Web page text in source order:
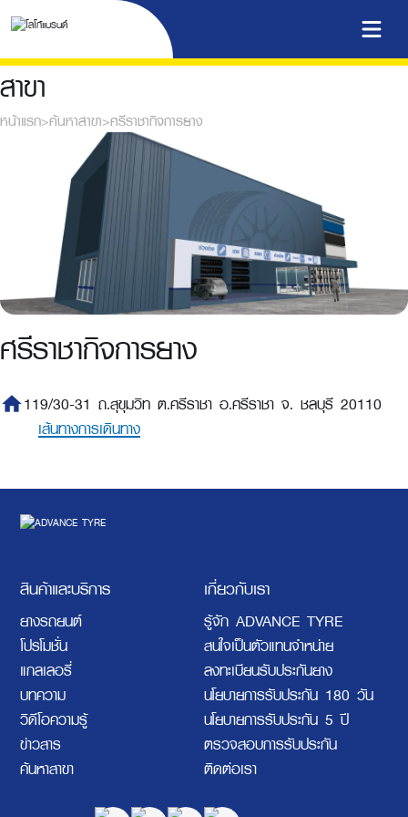
สาขา
หน้าแรก>ค้นหาสาขา>ศรีราชากิจการยาง
ศรีราชากิจการยาง
home119/30-31 ถ.สุขุมวิท ต.ศรีราชา อ.ศรีราชา จ. ชลบุรี 20110
เส้นทางการเดินทาง
สินค้าและบริการ
ยางรถยนต์
โปรโมชั่น
แกลเลอรี่
บทความ
วิดีโอความรู้
ข่าวสาร
ค้นหาสาขา
เกี่ยวกับเรา
รู้จัก ADVANCE TYRE
สนใจเป็นตัวแทนจำหน่าย
ลงทะเบียนรับประกันยาง
นโยบายการรับประกัน 180 วัน
นโยบายการรับประกัน 5 ปี
ตรวจสอบการรับประกัน
ติดต่อเรา